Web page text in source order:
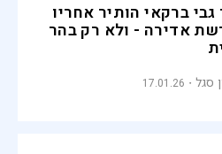
גבי ברקאי הותיר אחריו
אדירה - ולא רק בהר
סגל 17.01.26